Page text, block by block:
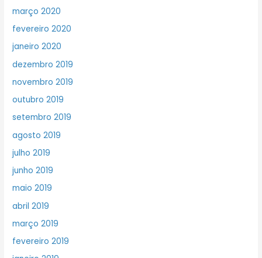
março 2020
fevereiro 2020
janeiro 2020
dezembro 2019
novembro 2019
outubro 2019
setembro 2019
agosto 2019
julho 2019
junho 2019
maio 2019
abril 2019
março 2019
fevereiro 2019